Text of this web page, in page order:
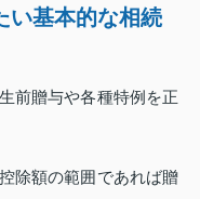
い基本的な相続
前贈与や各種特例を正
除額の範囲であれば贈